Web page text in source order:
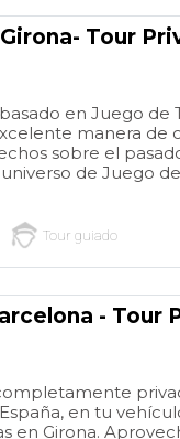
Tour
en Juego de
manera de
sobre el
de Juego
Tour guiado
- Tour
en tu
en Girona.